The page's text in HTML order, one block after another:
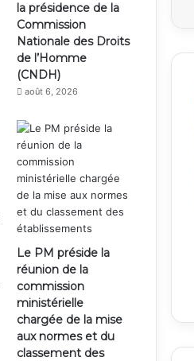
la présidence de la
Commission
Nationale des Droits
de l’Homme
(CNDH)
août 6, 2026
Le PM préside la
réunion de la
commission
ministérielle
chargée de la mise
aux normes et du
classement des